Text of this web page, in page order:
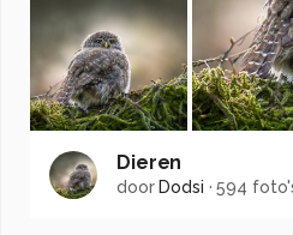
Dieren
door Dodsi ·594